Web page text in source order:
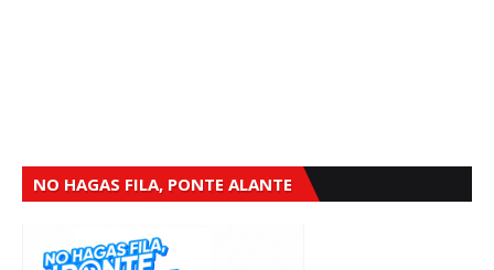
NO HAGAS FILA, PONTE ALANTE